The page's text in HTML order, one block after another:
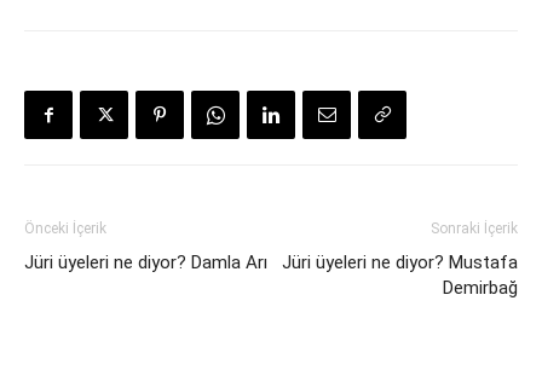
Önceki İçerik
Jüri üyeleri ne diyor? Damla Arı
Sonraki İçerik
Jüri üyeleri ne diyor? Mustafa
Demirbağ